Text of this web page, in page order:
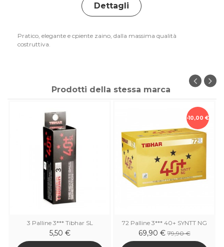
Dettagli
Pratico, elegante e cpiente zaino, dalla massima qualità
costruttiva.
Prodotti della stessa marca
3 Palline 3*** Tibhar SL
5,50 €
-10,00 €
72 Palline 3*** 40+ SYNTT NG
69,90 €79,90 €